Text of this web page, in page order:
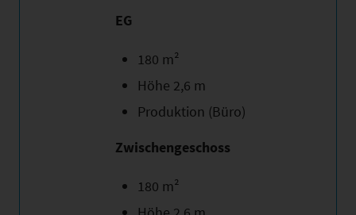
EG
180 m²
Höhe 2,6 m
Produktion (Büro)
Zwischengeschoss
180 m²